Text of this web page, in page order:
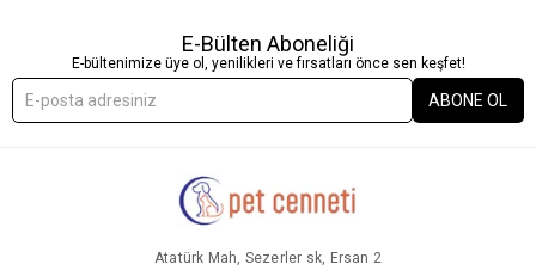
E-Bülten Aboneliği
E-bültenimize üye ol, yenilikleri ve fırsatları önce sen keşfet!
ABONE OL
Atatürk Mah, Sezerler sk, Ersan 2